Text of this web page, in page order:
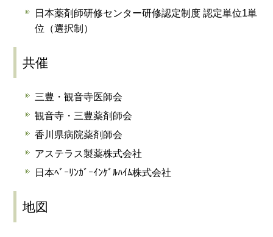
日本薬剤師研修センター研修認定制度 認定単位1単
位（選択制）
共催
三豊・観音寺医師会
観音寺・三豊薬剤師会
香川県病院薬剤師会
アステラス製薬株式会社
日本ﾍﾞｰﾘﾝｶﾞｰｲﾝｹﾞﾙﾊｲﾑ株式会社
地図